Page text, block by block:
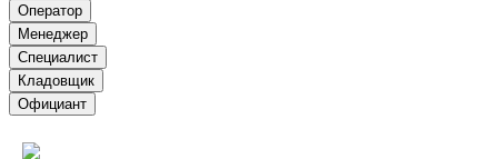
Оператор
Менеджер
Специалист
Кладовщик
Официант